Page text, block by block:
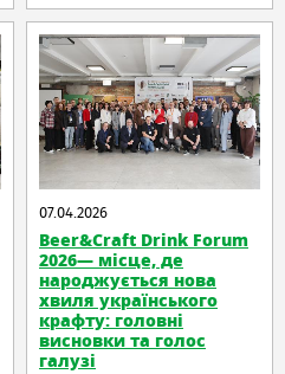
07.04.2026
Beer&Craft Drink Forum
2026— місце, де
народжується нова
хвиля українського
крафту: головні
висновки та голос
галузі